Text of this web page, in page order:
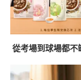
從考場到球場都